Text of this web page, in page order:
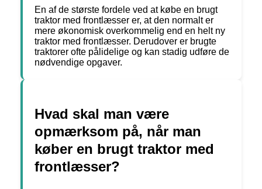
En af de største fordele ved at købe en brugt
traktor med frontlæsser er, at den normalt er
mere økonomisk overkommelig end en helt ny
traktor med frontlæsser. Derudover er brugte
traktorer ofte pålidelige og kan stadig udføre de
nødvendige opgaver.
Hvad skal man være
opmærksom på, når man
køber en brugt traktor med
frontlæsser?